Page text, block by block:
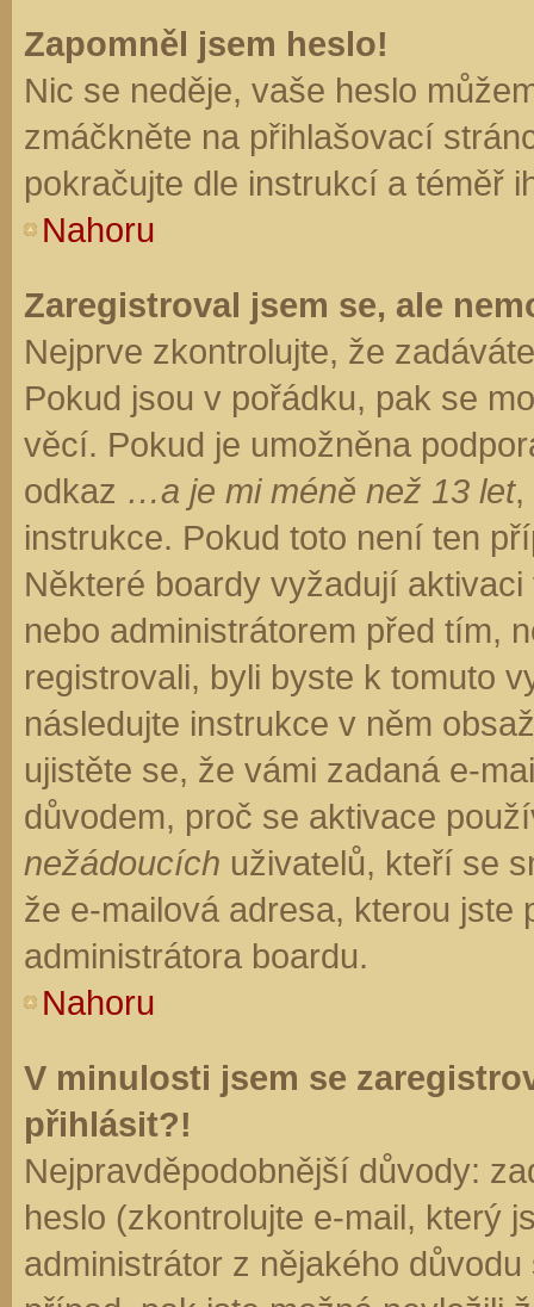
Zapomněl jsem heslo!
Nic se neděje, vaše heslo
zmáčkněte na přihlašovací
pokračujte dle instrukcí a téměř
Nahoru
Zaregistroval jsem se, ale
Nejprve zkontrolujte, že
Pokud jsou v pořádku, pak se
věcí. Pokud je umožněna
odkaz …a je mi méně než 13 let,
instrukce. Pokud toto není ten
Některé boardy vyžadují
nebo administrátorem před tím,
registrovali, byli byste k tomuto
následujte instrukce v něm
ujistěte se, že vámi zadaná e-
důvodem, proč se aktivace
nežádoucích uživatelů, kteří se
že e-mailová adresa, kterou jste
administrátora boardu.
Nahoru
V minulosti jsem se
přihlásit?!
Nejpravděpodobnější důvody:
heslo (zkontrolujte e-mail, který
administrátor z nějakého